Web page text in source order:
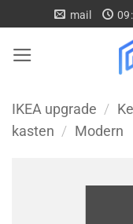
naar
inhoud
mail
IKEA upgrade /
kasten / Modern